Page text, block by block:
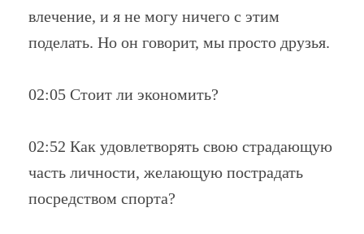
влечение, и я не могу ничего с этим
поделать. Но он говорит, мы просто друзья.
02:05 Стоит ли экономить?
02:52 Как удовлетворять свою страдающую
часть личности, желающую пострадать
посредством спорта?